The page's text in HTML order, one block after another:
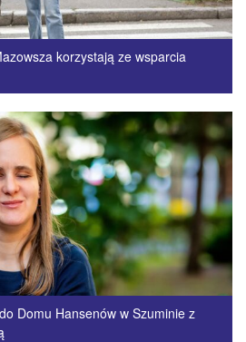
korzystają ze wsparcia
Domu Hansenów w Szuminie z